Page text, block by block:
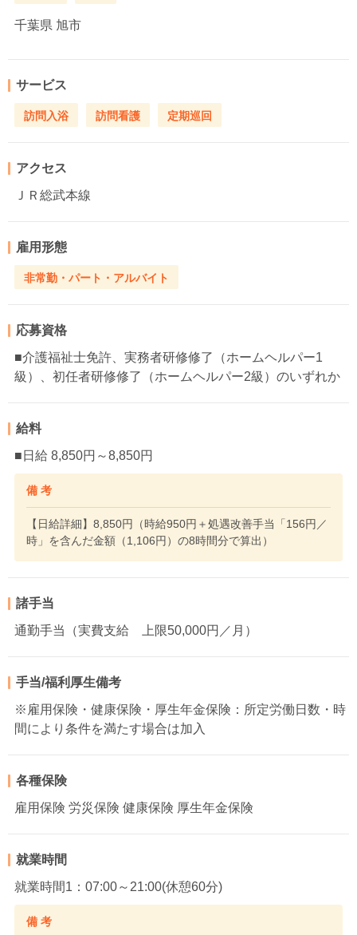
千葉県 旭市
サービス
訪問入浴 訪問看護 定期巡回
アクセス
ＪＲ総武本線
雇用形態
非常勤・パート・アルバイト
応募資格
■介護福祉士免許、実務者研修修了（ホームヘルパー1
級）、初任者研修修了（ホームヘルパー2級）のいずれか
給料
■日給 8,850円～8,850円
備 考
【日給詳細】8,850円（時給950円＋処遇改善手当「156円／
時」を含んだ金額（1,106円）の8時間分で算出）
諸手当
通勤手当（実費支給 上限50,000円／月）
手当/福利厚生備考
※雇用保険・健康保険・厚生年金保険：所定労働日数・時
間により条件を満たす場合は加入
各種保険
雇用保険 労災保険 健康保険 厚生年金保険
就業時間
就業時間1：07:00～21:00(休憩60分)
備 考